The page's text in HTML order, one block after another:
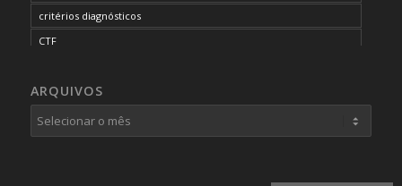
critérios diagnósticos
CTF
desordem do processamento auditivo
diagnóstico
dificuldades cognitivas
ARQUIVOS